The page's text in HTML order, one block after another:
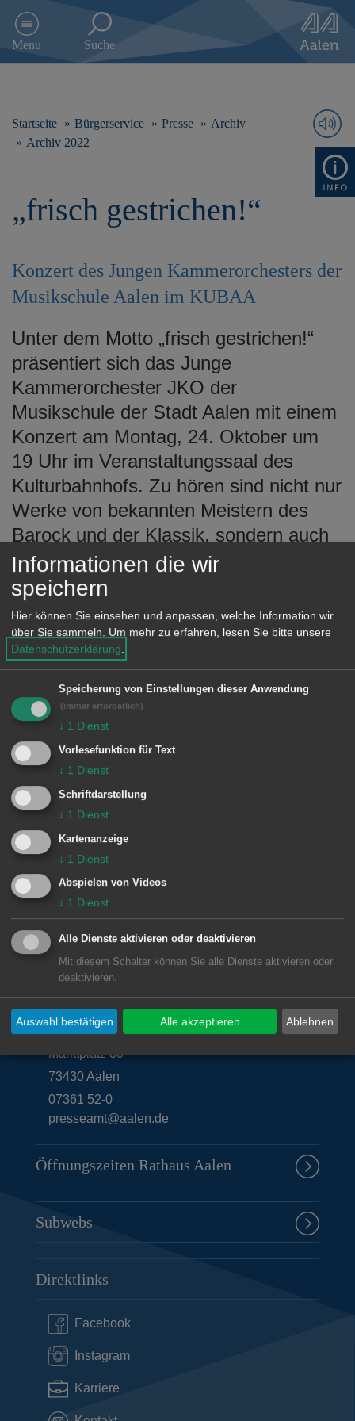
e
Menu Suche
Startseite Bürgerservice Presse
Archiv
Archiv 2022
„frisch gestrichen!“
Konzert des Jungen Kammerorchesters der
Musikschule Aalen im KUBAA
Unter dem Motto „frisch gestrichen!“
präsentiert sich das Junge
Kammerorchester JKO der
Musikschule der Stadt Aalen mit einem
Konzert am Montag, 24. Oktober um
19 Uhr im Veranstaltungssaal des
Kulturbahnhofs. Zu hören sind nicht nur
Werke von bekannten Meistern des
Barock und der Klassik, sondern auch
sehr originelle Arrangements aus dem
Genre der Rap-Musik für
Kammerorchester.
Solistin im Violinkonzert von Carlo
Tessarini ist.Elaine Lampart. Die
Gesamtleitung hat Stephan Kühling.
INFO:
Einlass ab 18.30 Uhr
Der Eintritt ist frei.
© Stadt Aalen, 14.10.2022
Unsere Anschrift
Rathaus Aalen
Marktplatz 30
73430Aalen
07361 52-0
presseamt@aalen.de
Öffnungszeiten Rathaus Aalen
Subwebs
Direktlinks
Facebook
Instagram
Karriere
Informationen die wir
speichern
Hier können Sie einsehen und anpassen, welche Information wir
über Sie sammeln. Um mehr zu erfahren, lesen Sie bitte unsere
Datenschutzerklärung.
Speicherung von Einstellungen dieser Anwendung
(immer erforderlich)
↓ 1 Dienst
Vorlesefunktion für Text
↓ 1 Dienst
Schriftdarstellung
↓ 1 Dienst
Kartenanzeige
↓ 1 Dienst
Abspielen von Videos
↓ 1 Dienst
Alle Dienste aktivieren oder deaktivieren
Mit diesem Schalter können Sie alle Dienste aktivieren oder
deaktivieren.
Ablehnen
Auswahl bestätigen Alle akzeptieren